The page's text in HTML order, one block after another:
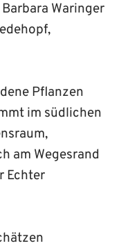
Waringer
Pflanzen
im südlichen
am Wegesrand
Echter